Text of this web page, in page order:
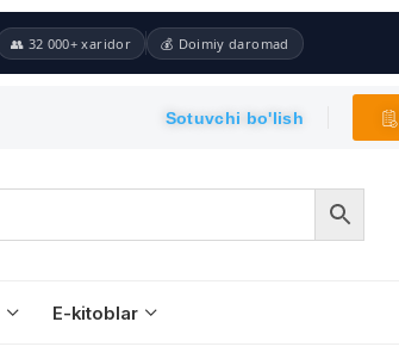
👥 32 000+ xaridor 💰 Doimiy daromad
Sotuvchi bo'lish
E-kitoblar